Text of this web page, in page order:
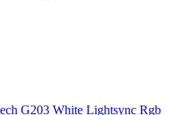
G203 White Lightsync Rgb